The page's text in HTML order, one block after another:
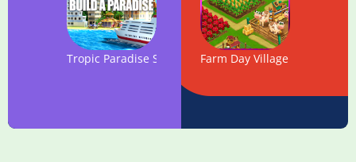
Tropic Paradise Sim: Town Building City Game
Farm Day Village фермер: